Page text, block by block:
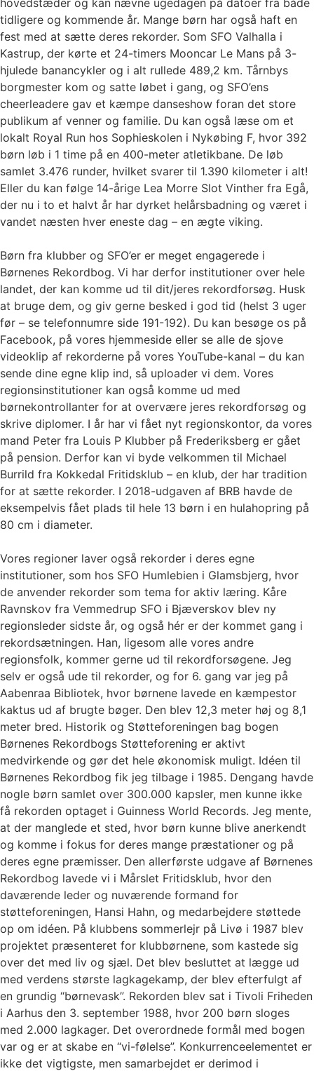
tidligere og kommende år. Mange børn har også haft en
fest med at sætte deres rekorder. Som SFO Valhalla i
Kastrup, der kørte et 24-timers Mooncar Le Mans på 3-
hjulede banancykler og i alt rullede 489,2 km. Tårnbys
borgmester kom og satte løbet i gang, og SFO’ens
cheerleadere gav et kæmpe danseshow foran det store
publikum af venner og familie. Du kan også læse om et
lokalt Royal Run hos Sophieskolen i Nykøbing F, hvor 392
børn løb i 1 time på en 400-meter atletikbane. De løb
samlet 3.476 runder, hvilket svarer til 1.390 kilometer i alt!
Eller du kan følge 14-årige Lea Morre Slot Vinther fra Egå,
der nu i to et halvt år har dyrket helårsbadning og været i
vandet næsten hver eneste dag – en ægte viking.
Børn fra klubber og SFO’er er meget engagerede i
Børnenes Rekordbog. Vi har derfor institutioner over hele
landet, der kan komme ud til dit/jeres rekordforsøg. Husk
at bruge dem, og giv gerne besked i god tid (helst 3 uger
før – se telefonnumre side 191-192). Du kan besøge os på
Facebook, på vores hjemmeside eller se alle de sjove
videoklip af rekorderne på vores YouTube-kanal – du kan
sende dine egne klip ind, så uploader vi dem. Vores
regionsinstitutioner kan også komme ud med
børnekontrollanter for at overvære jeres rekordforsøg og
skrive diplomer. I år har vi fået nyt regionskontor, da vores
mand Peter fra Louis P Klubber på Frederiksberg er gået
på pension. Derfor kan vi byde velkommen til Michael
Burrild fra Kokkedal Fritidsklub – en klub, der har tradition
for at sætte rekorder. I 2018-udgaven af BRB havde de
eksempelvis fået plads til hele 13 børn i en hulahopring på
80 cm i diameter.
Vores regioner laver også rekorder i deres egne
institutioner, som hos SFO Humlebien i Glamsbjerg, hvor
de anvender rekorder som tema for aktiv læring. Kåre
Ravnskov fra Vemmedrup SFO i Bjæverskov blev ny
regionsleder sidste år, og også hér er der kommet gang i
rekordsætningen. Han, ligesom alle vores andre
regionsfolk, kommer gerne ud til rekordforsøgene. Jeg
selv er også ude til rekorder, og for 6. gang var jeg på
Aabenraa Bibliotek, hvor børnene lavede en kæmpestor
kaktus ud af brugte bøger. Den blev 12,3 meter høj og 8,1
meter bred. Historik og Støtteforeningen bag bogen
Børnenes Rekordbogs Støtteforening er aktivt
medvirkende og gør det hele økonomisk muligt. Idéen til
Børnenes Rekordbog fik jeg tilbage i 1985. Dengang havde
nogle børn samlet over 300.000 kapsler, men kunne ikke
få rekorden optaget i Guinness World Records. Jeg mente,
at der manglede et sted, hvor børn kunne blive anerkendt
og komme i fokus for deres mange præstationer og på
deres egne præmisser. Den allerførste udgave af Børnenes
Rekordbog lavede vi i Mårslet Fritidsklub, hvor den
daværende leder og nuværende formand for
støtteforeningen, Hansi Hahn, og medarbejdere støttede
op om idéen. På klubbens sommerlejr på Livø i 1987 blev
projektet præsenteret for klubbørnene, som kastede sig
over det med liv og sjæl. Det blev besluttet at lægge ud
med verdens største lagkagekamp, der blev efterfulgt af
en grundig “børnevask”. Rekorden blev sat i Tivoli Friheden
i Aarhus den 3. september 1988, hvor 200 børn sloges
med 2.000 lagkager. Det overordnede formål med bogen
var og er at skabe en “vi-følelse”. Konkurrenceelementet er
ikke det vigtigste, men samarbejdet er derimod i